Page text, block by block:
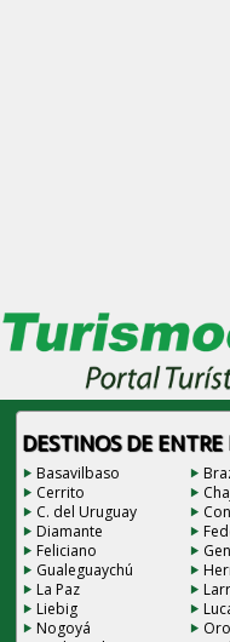
DESTINOS DE ENTRE
Basavilbaso
Cerrito
C. del Uruguay
Diamante
Feliciano
Gualeguaychú
La Paz
Liebig
Nogoyá